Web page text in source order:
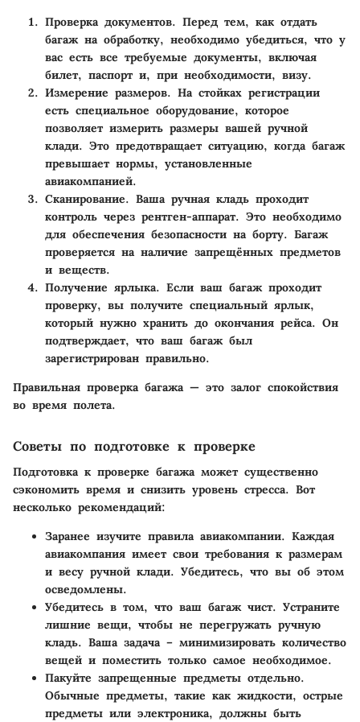
Проверка документов. Перед тем, как отдать
багаж на обработку, необходимо убедиться, что у
вас есть все требуемые документы, включая
билет, паспорт и, при необходимости, визу.
Измерение размеров. На стойках регистрации
есть специальное оборудование, которое
позволяет измерить размеры вашей ручной
клади. Это предотвращает ситуацию, когда багаж
превышает нормы, установленные
авиакомпанией.
Сканирование. Ваша ручная кладь проходит
контроль через рентген-аппарат. Это необходимо
для обеспечения безопасности на борту. Багаж
проверяется на наличие запрещённых предметов
и веществ.
Получение ярлыка. Если ваш багаж проходит
проверку, вы получите специальный ярлык,
который нужно хранить до окончания рейса. Он
подтверждает, что ваш багаж был
зарегистрирован правильно.
Правильная проверка багажа — это залог спокойствия
во время полета.
Советы по подготовке к проверке
Подготовка к проверке багажа может существенно
сэкономить время и снизить уровень стресса. Вот
несколько рекомендаций:
Заранее изучите правила авиакомпании. Каждая
авиакомпания имеет свои требования к размерам
и весу ручной клади. Убедитесь, что вы об этом
осведомлены.
Убедитесь в том, что ваш багаж чист. Устраните
лишние вещи, чтобы не перегружать ручную
кладь. Ваша задача – минимизировать количество
вещей и поместить только самое необходимое.
Пакуйте запрещенные предметы отдельно.
Обычные предметы, такие как жидкости, острые
предметы или электроника, должны быть